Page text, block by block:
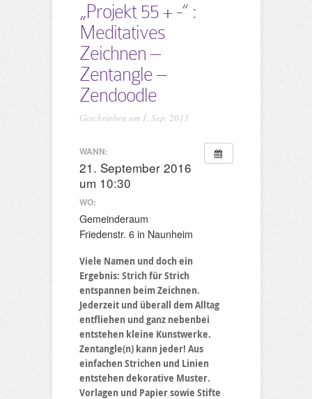
„Projekt 55 + -“ :
Meditatives
Zeichnen –
Zentangle –
Zendoodle
Geschrieben am 1. Sep. 2015
WANN:
21. September 2016
um 10:30
WO:
Gemeinderaum
Friedenstr. 6 in Naunheim
Viele Namen und doch ein
Ergebnis: Strich für Strich
entspannen beim Zeichnen.
Jederzeit und überall dem Alltag
entfliehen und ganz nebenbei
entstehen kleine Kunstwerke.
Zentangle(n) kann jeder! Aus
einfachen Strichen und Linien
entstehen dekorative Muster.
Vorlagen und Papier sowie Stifte